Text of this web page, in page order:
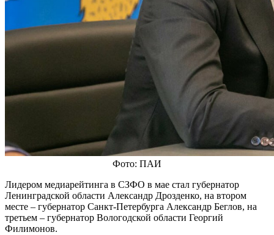
Фото: ПАИ
Лидером медиарейтинга в СЗФО в мае стал губернатор
Ленинградской области Александр Дрозденко, на втором
месте – губернатор Санкт-Петербурга Александр Беглов, на
третьем – губернатор Вологодской области Георгий
Филимонов.